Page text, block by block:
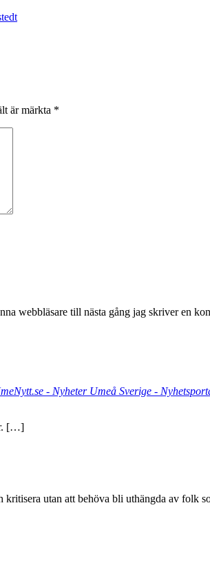
är märkta *
webbläsare till nästa gång jag skriver en
- Nyheter Umeå Sverige -
[…]
utan att behöva bli uthängda av folk